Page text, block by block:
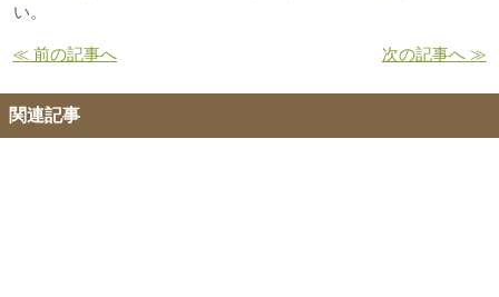
い。
≪ 前の記事へ 次の記事へ ≫
関連記事